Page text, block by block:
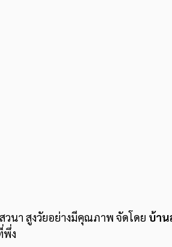
วนา สูงวัยอย่างมีคุณภาพ จัดโดย บ้าน
พึ่ง